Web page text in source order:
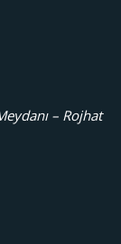
– Rojhat